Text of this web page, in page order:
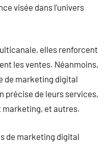
visée dans l’univers
elles renforcent
les ventes. Néanmoins,
de marketing digital
précise de leurs services,
marketing, et autres.
de marketing digital